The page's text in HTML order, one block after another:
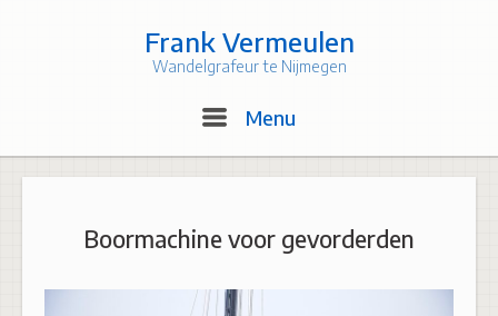
Frank Vermeulen
Wandelgrafeur te Nijmegen
Menu
Boormachine voor gevorderden